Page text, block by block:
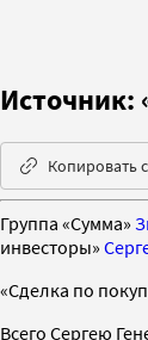
Источник:
Копировать
Группа «Сумма»
инвесторы»
«Сделка по
Всего Сергею